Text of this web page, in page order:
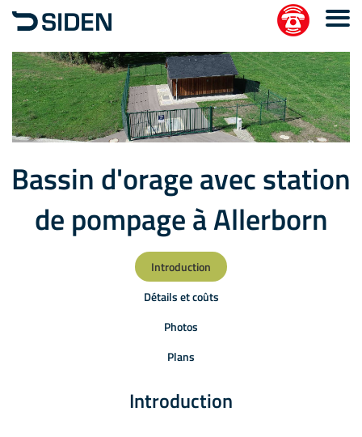
Bassin d'orage avec station
de pompage à Allerborn
Introduction
Détails et coûts
Photos
Plans
Introduction